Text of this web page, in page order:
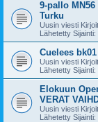
9-pallo
Turku
Uusin viesti
Lähetetty Sijainti:
Cuelees
Uusin viesti
Lähetetty Sijainti:
Elokuun
VERAT
Uusin viesti
Lähetetty Sijainti: